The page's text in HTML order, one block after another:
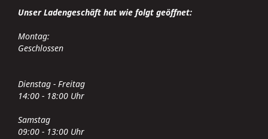
Unser Ladengeschäft hat wie folgt geöffnet:
Montag:
Geschlossen
Dienstag - Freitag
14:00 - 18:00 Uhr
Samstag
09:00 - 13:00 Uhr